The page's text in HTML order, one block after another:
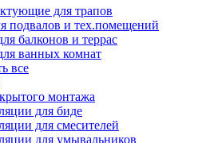
для трапов
подвалов и тех.помещений
балконов и террас
ванных комнат
все
монтажа
для биде
для смесителей
для умывальников